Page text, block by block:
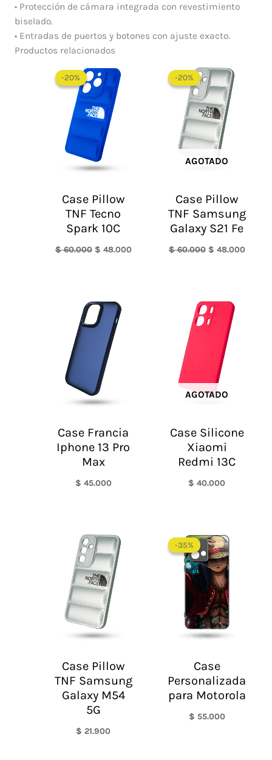
• Protección de cámara integrada con revestimiento
biselado.
• Entradas de puertos y botones con ajuste exacto.
Productos relacionados
-20%
-20%
Case Pillow
TNF Tecno
Spark 10C
$60.000
precio
original
era:
$ 60.000.
$ 48.000
-20%
AGOTADO
-20%
Case Pillow
TNF Samsung
Galaxy S21 Fe
$60.000
precio
original
era:
$ 60.000.
$ 48.000
Case Francia
Iphone 13 Pro
Max
$ 45.000
AGOTADO
Case Silicone
Xiaomi
Redmi 13C
$ 40.000
Case Pillow
TNF Samsung
Galaxy M54
5G
$ 21.900
-35%
-35%
Case
Personalizada
para Motorola
$ 55.000